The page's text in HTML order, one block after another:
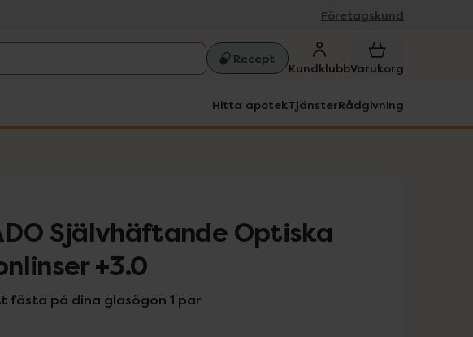
Företagskund
Recept
KundklubbVarukorg
Hitta apotekTjänsterRådgivning
Självhäftande Optiska
+3.0
fästa på dina glasögon 1 par